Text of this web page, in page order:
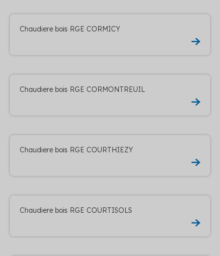
Chaudiere bois RGE CORMICY
Chaudiere bois RGE CORMONTREUIL
Chaudiere bois RGE COURTHIEZY
Chaudiere bois RGE COURTISOLS